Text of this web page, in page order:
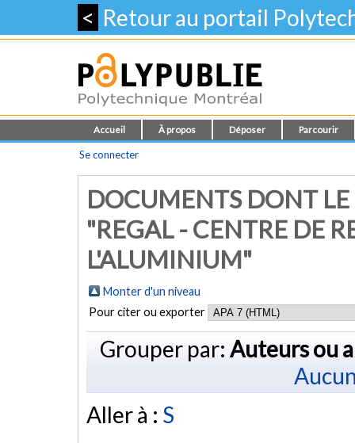
< Retour au portail
Accueil À propos Déposer Parcourir
Se connecter
DOCUMENTS DONT LE
"REGAL - CENTRE DE
L'ALUMINIUM"
Monter d'un niveau
Pour citer ou exporter
Grouper par: Auteurs ou
Aller à : S